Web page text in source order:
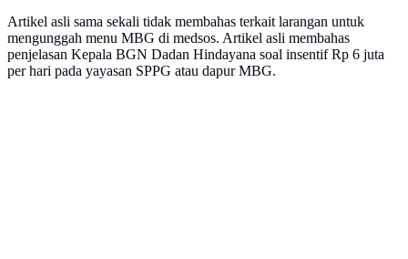
Artikel asli sama sekali tidak membahas terkait larangan untuk
mengunggah menu MBG di medsos. Artikel asli membahas
penjelasan Kepala BGN Dadan Hindayana soal insentif Rp 6 juta
per hari pada yayasan SPPG atau dapur MBG.